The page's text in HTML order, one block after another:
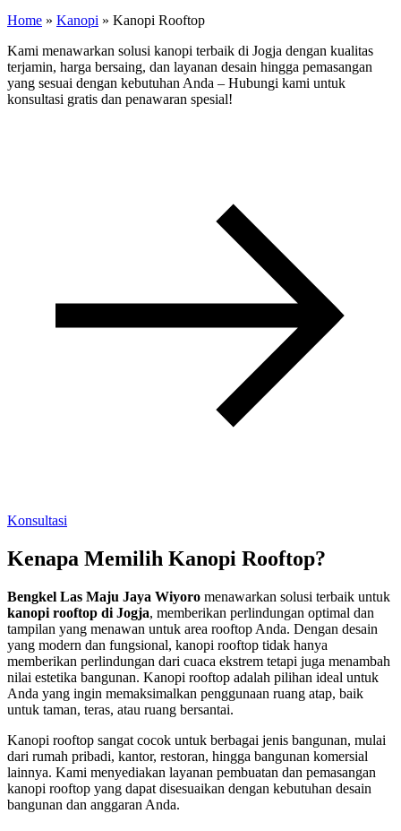
Home » Kanopi » Kanopi Rooftop
Kami menawarkan solusi kanopi terbaik di Jogja dengan kualitas
terjamin, harga bersaing, dan layanan desain hingga pemasangan
yang sesuai dengan kebutuhan Anda – Hubungi kami untuk
konsultasi gratis dan penawaran spesial!
Konsultasi
Kenapa Memilih Kanopi Rooftop?
Bengkel Las Maju Jaya Wiyoro menawarkan solusi terbaik untuk
kanopi rooftop di Jogja, memberikan perlindungan optimal dan
tampilan yang menawan untuk area rooftop Anda. Dengan desain
yang modern dan fungsional, kanopi rooftop tidak hanya
memberikan perlindungan dari cuaca ekstrem tetapi juga menambah
nilai estetika bangunan. Kanopi rooftop adalah pilihan ideal untuk
Anda yang ingin memaksimalkan penggunaan ruang atap, baik
untuk taman, teras, atau ruang bersantai.
Kanopi rooftop sangat cocok untuk berbagai jenis bangunan, mulai
dari rumah pribadi, kantor, restoran, hingga bangunan komersial
lainnya. Kami menyediakan layanan pembuatan dan pemasangan
kanopi rooftop yang dapat disesuaikan dengan kebutuhan desain
bangunan dan anggaran Anda.